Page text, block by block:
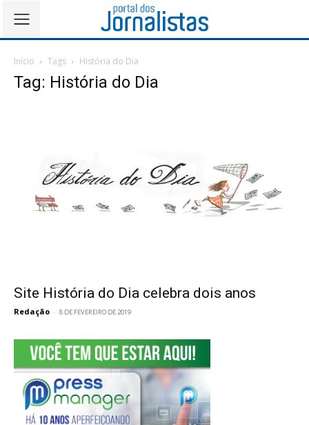
Início Tags História do Dia
Tag: História do Dia
Site História do Dia celebra dois anos
Redação - 8 DE FEVEREIRO DE 2019